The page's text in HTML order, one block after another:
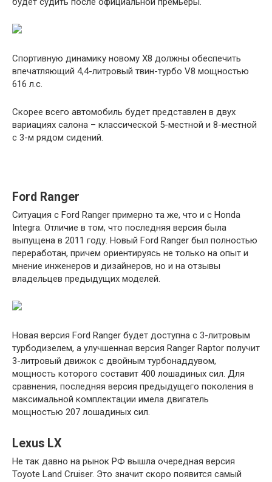
Спортивную динамику новому X8 должны обеспечить
впечатляющий 4,4-литровый твин-турбо V8 мощностью
616 л.с.
Скорее всего автомобиль будет представлен в двух
вариациях салона – классической 5-местной и 8-местной
с 3-м рядом сидений.
Ford Ranger
Ситуация с Ford Ranger примерно та же, что и с Honda
Integra. Отличие в том, что последняя версия была
выпущена в 2011 году. Новый Ford Ranger был полностью
переработан, причем ориентируясь не только на опыт и
мнение инженеров и дизайнеров, но и на отзывы
владельцев предыдущих моделей.
Новая версия Ford Ranger будет доступна с 3-литровым
турбодизелем, а улучшенная версия Ranger Raptor получит
3-литровый движок с двойным турбонаддувом,
мощность которого составит 400 лошадиных сил. Для
сравнения, последняя версия предыдущего поколения в
максимальной комплектации имела двигатель
мощностью 207 лошадиных сил.
Lexus LX
Не так давно на рынок РФ вышла очередная версия
Toyote Land Cruiser. Это значит скоро появится самый